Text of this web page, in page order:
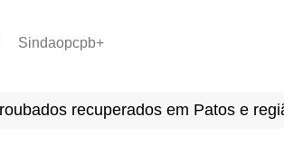
Sindaopcpb+
recuperados em Patos e